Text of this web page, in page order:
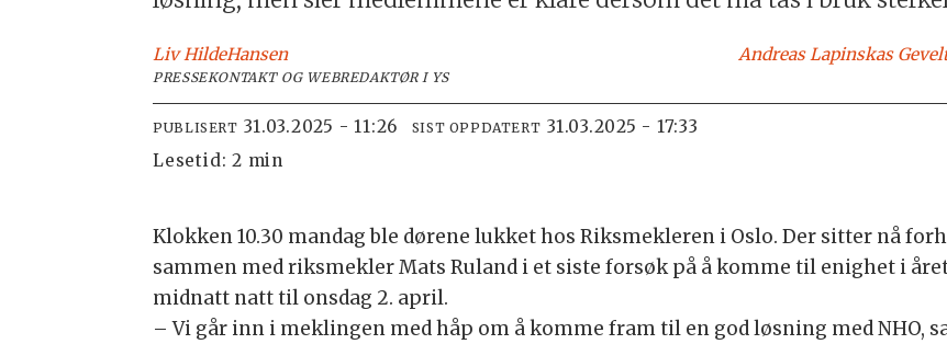
Liv HildeHansen
PRESSEKONTAKT OG WEBREDAKTØR I YS
Andreas Lapinskas
PUBLISERT 31.03.2025 - 11:26 SIST OPPDATERT
31.03.2025 - 17:33
Lesetid:2 min
Klokken 10.30 mandag ble dørene lukket hos Riksmekleren i Oslo. Der sitter nå
sammen med riksmekler Mats Ruland i et siste forsøk på å komme til enighet i
midnatt natt til onsdag 2. april.
– Vi går inn i meklingen med håp om å komme fram til en god løsning med NHO,